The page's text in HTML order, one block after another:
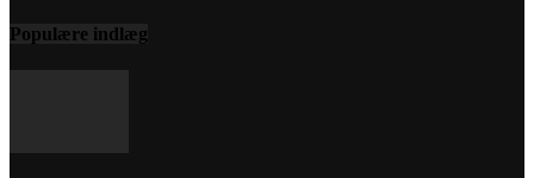
Populære indlæg